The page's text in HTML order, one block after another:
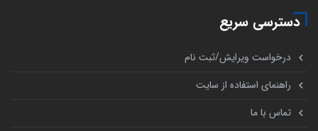
دسترسی سریع
درخواست ویرایش/ثبت نام
راهنمای استفاده از سایت
تماس با ما